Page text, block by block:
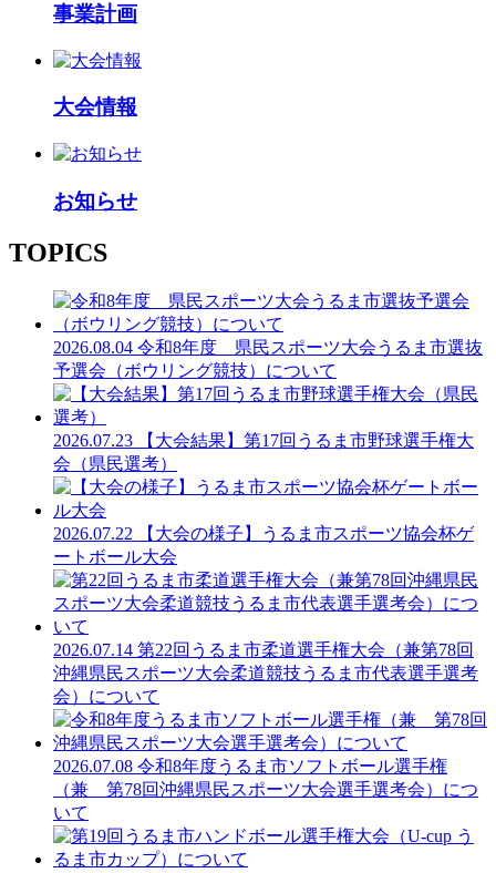
事業計画
大会情報
お知らせ
TOPICS
2026.08.04 令和8年度 県民スポーツ大会うるま市選抜
予選会（ボウリング競技）について
2026.07.23
【大会結果】第17回うるま市野球選手権大
会（県民選考）
2026.07.22
【大会の様子】うるま市スポーツ協会杯ゲ
ートボール大会
2026.07.14 第22回うるま市柔道選手権大会（兼第78回
沖縄県民スポーツ大会柔道競技うるま市代表選手選考
会）について
2026.07.08 令和8年度うるま市ソフトボール選手権
（兼 第78回沖縄県民スポーツ大会選手選考会）につ
いて